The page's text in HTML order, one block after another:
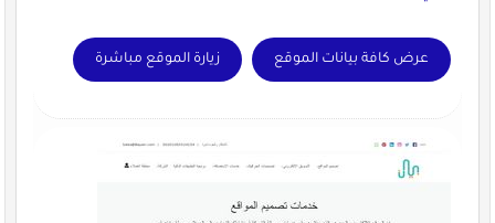
عرض كافة بيانات الموقع زيارة الموقع مباشرة